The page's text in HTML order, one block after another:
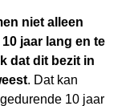
niet alleen
jaar lang en te
dat dit bezit in
. Dat kan
10 jaar